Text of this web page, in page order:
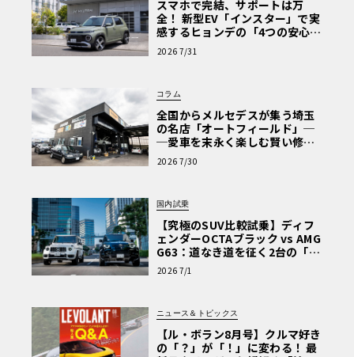
スマホで完結、サポートは万
全！ 新型EV「インスター」で実
感するヒョンデの「4つの安心」
【第1回・ヒョンデ6つの疑問：
Why? Hyundai?】〈PR〉
2026 7/31
コラム
全国からメルセデスが集う埼玉
の名店「オートフィールド」─
─愛車を末永く楽しむ賢い修理
術と、プロがフックス製オイル
を選ぶ理由〈PR〉
2026 7/30
国内試乗
【究極のSUV比較試乗】ディフ
ェンダーOCTAブラック vs AMG
G63：道なき道を征く2台の「対
極的アプローチ」
2026 7/1
ニュース＆トピックス
【ル・ボラン8月号】クルマ好き
の「？」が「！」に変わる！ 最